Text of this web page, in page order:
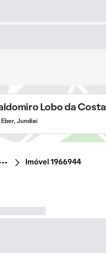
Lobo da Costa
Eber, Jundiaí
Imóvel 1966944